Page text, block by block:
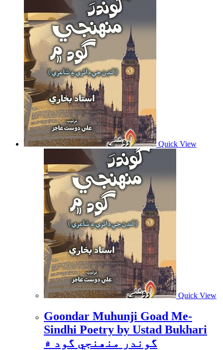
Quick View
Quick View
Goondar Muhunji Goad Me-
Sindhi Poetry by Ustad Bukhari
گوندر منھنجي گود ۾